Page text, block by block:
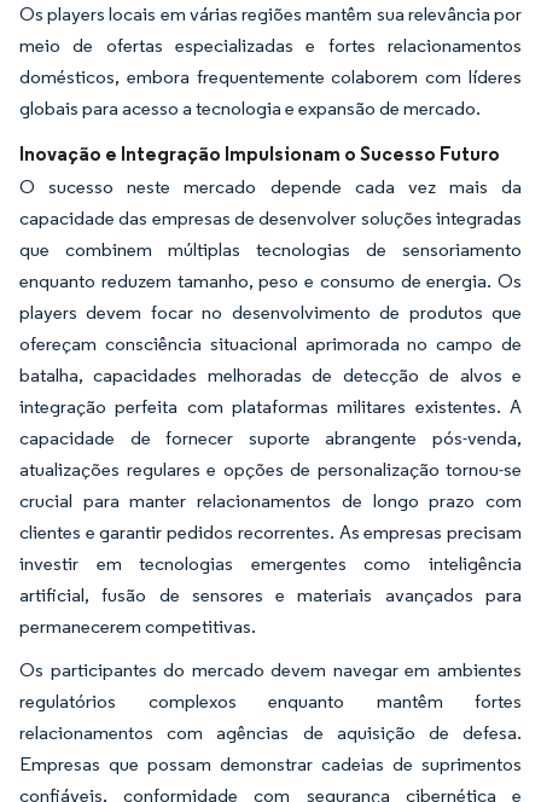
Os players locais em várias regiões mantêm sua relevância por
meio de ofertas especializadas e fortes relacionamentos
domésticos, embora frequentemente colaborem com líderes
globais para acesso a tecnologia e expansão de mercado.
Inovação e Integração Impulsionam o Sucesso Futuro
O sucesso neste mercado depende cada vez mais da
capacidade das empresas de desenvolver soluções integradas
que combinem múltiplas tecnologias de sensoriamento
enquanto reduzem tamanho, peso e consumo de energia. Os
players devem focar no desenvolvimento de produtos que
ofereçam consciência situacional aprimorada no campo de
batalha, capacidades melhoradas de detecção de alvos e
integração perfeita com plataformas militares existentes. A
capacidade de fornecer suporte abrangente pós-venda,
atualizações regulares e opções de personalização tornou-se
crucial para manter relacionamentos de longo prazo com
clientes e garantir pedidos recorrentes. As empresas precisam
investir em tecnologias emergentes como inteligência
artificial, fusão de sensores e materiais avançados para
permanecerem competitivas.
Os participantes do mercado devem navegar em ambientes
regulatórios complexos enquanto mantêm fortes
relacionamentos com agências de aquisição de defesa.
Empresas que possam demonstrar cadeias de suprimentos
confiáveis, conformidade com segurança cibernética e